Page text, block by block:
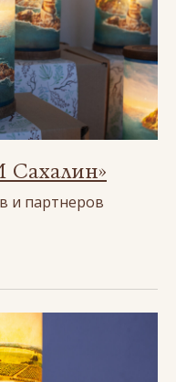
Сахалин»
и партнеров